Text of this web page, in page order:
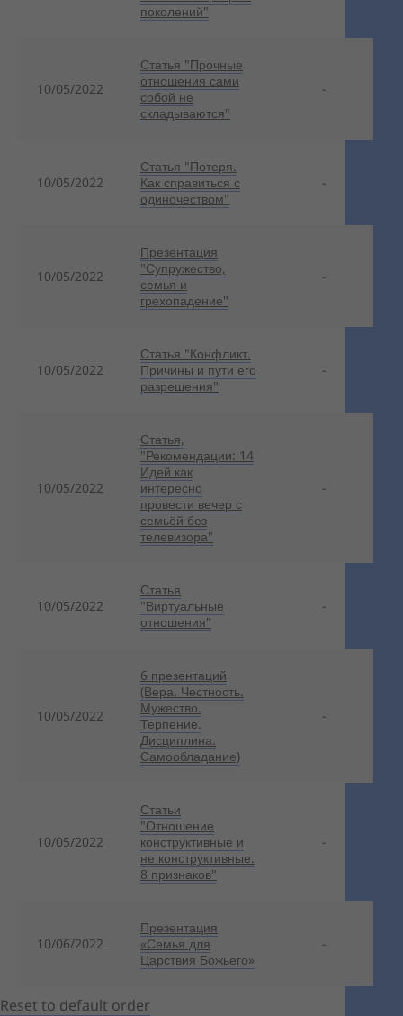
поколений"
10/05/2022
Статья "Прочные
отношения сами
собой не
складываются"
-
10/05/2022
Статья "Потеря.
Как справиться с
одиночеством"
-
10/05/2022
Презентация
"Супружество,
семья и
грехопадение"
-
10/05/2022
Статья "Конфликт.
Причины и пути его
разрешения"
-
10/05/2022
Статья,
"Рекомендации: 14
Идей как
интересно
провести вечер с
семьёй без
телевизора"
-
10/05/2022
Статья
"Виртуальные
отношения"
-
10/05/2022
6 презентаций
(Вера. Честность.
Мужество.
Терпение.
Дисциплина.
Самообладание)
-
10/05/2022
Статьи
"Отношение
конструктивные и
не конструктивные.
8 признаков"
-
10/06/2022
Презентация
«Семья для
Царствия Божьего»
-
Reset to default order